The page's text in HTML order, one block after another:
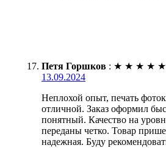
Петя Горшков : ★ ★ ★ ★ ★
13.09.2024
Неплохой опыт, печать
отличной. Заказ оформил
понятный. Качество на
переданы четко. Товар
надежная. Буду